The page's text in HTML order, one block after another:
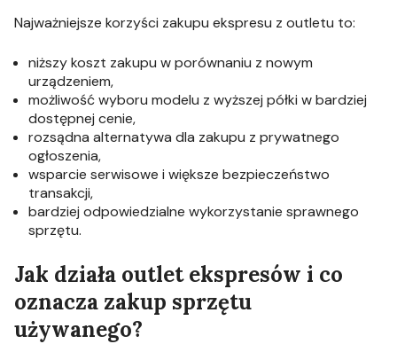
Najważniejsze korzyści zakupu ekspresu z outletu to:
niższy koszt zakupu w porównaniu z nowym
urządzeniem,
możliwość wyboru modelu z wyższej półki w bardziej
dostępnej cenie,
rozsądna alternatywa dla zakupu z prywatnego
ogłoszenia,
wsparcie serwisowe i większe bezpieczeństwo
transakcji,
bardziej odpowiedzialne wykorzystanie sprawnego
sprzętu.
Jak działa outlet ekspresów i co
oznacza zakup sprzętu
używanego?